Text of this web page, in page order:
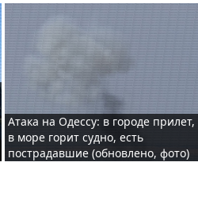
Атака на Одессу: в городе прилет,
в море горит судно, есть
пострадавшие (обновлено, фото)